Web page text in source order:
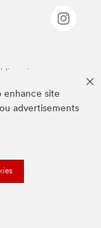
enhance site
advertisements